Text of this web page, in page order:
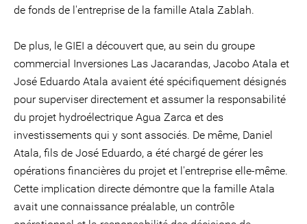
de fonds de l'entreprise de la famille Atala Zablah.
De plus, le GIEI a découvert que, au sein du groupe
commercial Inversiones Las Jacarandas, Jacobo Atala et
José Eduardo Atala avaient été spécifiquement désignés
pour superviser directement et assumer la responsabilité
du projet hydroélectrique Agua Zarca et des
investissements qui y sont associés. De même, Daniel
Atala, fils de José Eduardo, a été chargé de gérer les
opérations financières du projet et l'entreprise elle-même.
Cette implication directe démontre que la famille Atala
avait une connaissance préalable, un contrôle